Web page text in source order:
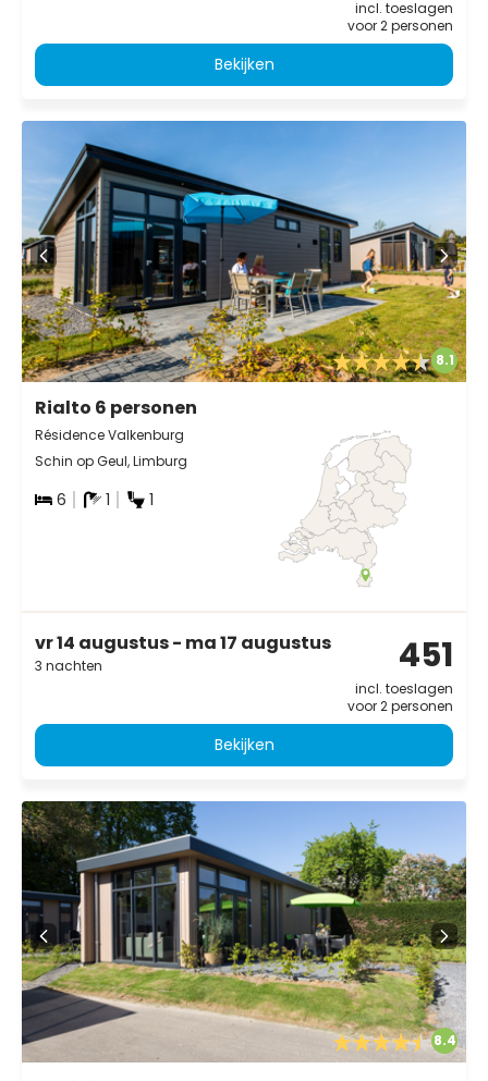
incl. toeslagen
voor 2 personen
Bekijken
8.1
Rialto 6 personen
Résidence Valkenburg
Schin op Geul, Limburg
6 1 1
vr 14 augustus - ma 17 augustus
3 nachten 451
incl. toeslagen
voor 2 personen
Bekijken
8.4